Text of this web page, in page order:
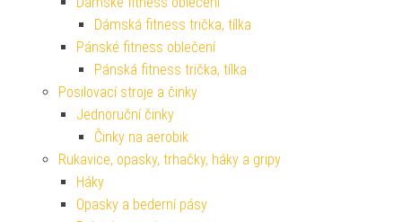
Dámská fitness trička, tílka
Pánské fitness oblečení
Pánská fitness trička, tílka
Posilovací stroje a činky
Jednoruční činky
Činky na aerobik
Rukavice, opasky, trhačky, háky a gripy
Háky
Opasky a bederní pásy